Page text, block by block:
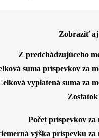
Zobraziť aj
Z predchádzujúceho
suma príspevkov za
vyplatená suma za
Počet príspevkov za
výška príspevku za